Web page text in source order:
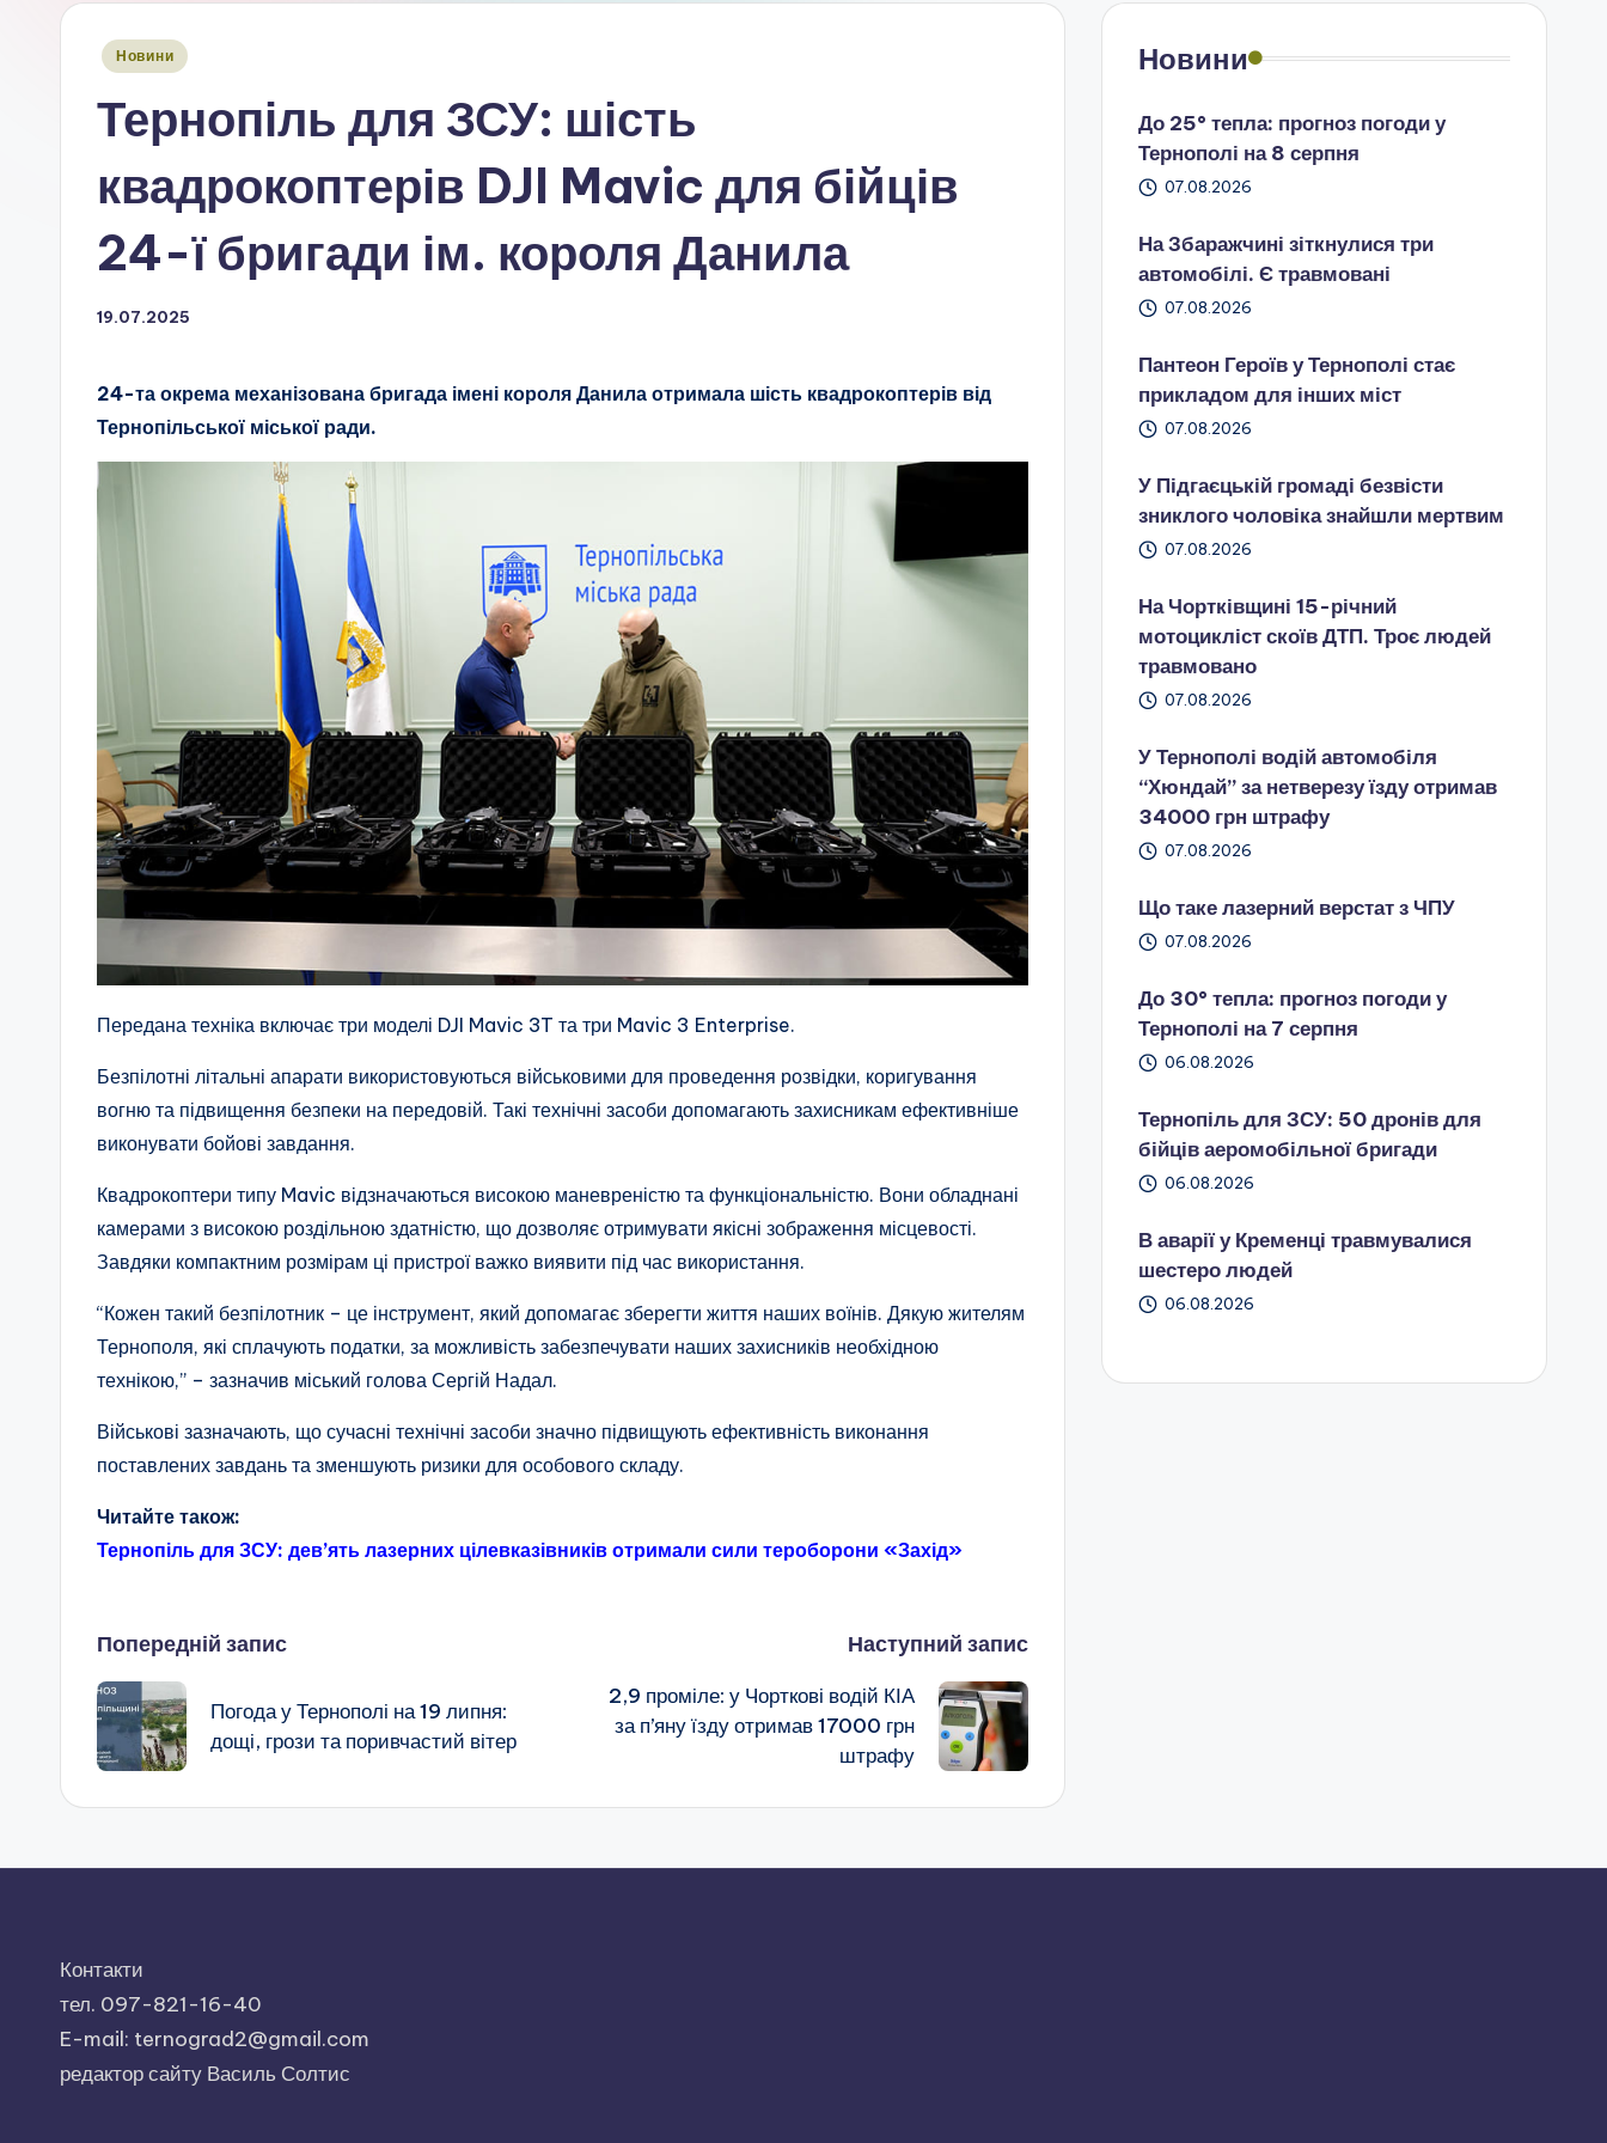
Опубліковано
Новини
Тернопіль для ЗСУ: шість
квадрокоптерів DJI Mavic для бійців
24-ї бригади ім. короля Данила
19.07.2025
24-та окрема механізована бригада імені короля Данила отримала шість квадрокоптерів від
Тернопільської міської ради.
Передана техніка включає три моделі DJI Mavic 3T та три Mavic 3 Enterprise.
Безпілотні літальні апарати використовуються військовими для проведення розвідки, коригування
вогню та підвищення безпеки на передовій. Такі технічні засоби допомагають захисникам ефективніше
виконувати бойові завдання.
Квадрокоптери типу Mavic відзначаються високою маневреністю та функціональністю. Вони обладнані
камерами з високою роздільною здатністю, що дозволяє отримувати якісні зображення місцевості.
Завдяки компактним розмірам ці пристрої важко виявити під час використання.
“Кожен такий безпілотник – це інструмент, який допомагає зберегти життя наших воїнів. Дякую жителям
Тернополя, які сплачують податки, за можливість забезпечувати наших захисників необхідною
технікою,” – зазначив міський голова Сергій Надал.
Військові зазначають, що сучасні технічні засоби значно підвищують ефективність виконання
поставлених завдань та зменшують ризики для особового складу.
Читайте також:
Тернопіль для ЗСУ: дев’ять лазерних цілевказівників отримали сили тероборони «Захід»
Навігація
по
запису
Попередній запис
Погода у Тернополі на 19 липня:
дощі, грози та поривчастий вітер
Наступний запис
2,9 проміле: у Чорткові водій КІА
за п’яну їзду отримав 17000 грн
штрафу
Новини
До 25° тепла: прогноз погоди у
Тернополі на 8 серпня
07.08.2026
На Збаражчині зіткнулися три
автомобілі. Є травмовані
07.08.2026
Пантеон Героїв у Тернополі стає
прикладом для інших міст
07.08.2026
У Підгаєцькій громаді безвісти
зниклого чоловіка знайшли мертвим
07.08.2026
На Чортківщині 15-річний
мотоцикліст скоїв ДТП. Троє людей
травмовано
07.08.2026
У Тернополі водій автомобіля
“Хюндай” за нетверезу їзду отримав
34000 грн штрафу
07.08.2026
Що таке лазерний верстат з ЧПУ
07.08.2026
До 30° тепла: прогноз погоди у
Тернополі на 7 серпня
06.08.2026
Тернопіль для ЗСУ: 50 дронів для
бійців аеромобільної бригади
06.08.2026
В аварії у Кременці травмувалися
шестеро людей
06.08.2026
Контакти
тел. 097-821-16-40
E-mail: ternograd2@gmail.com
редактор сайту Василь Солтис